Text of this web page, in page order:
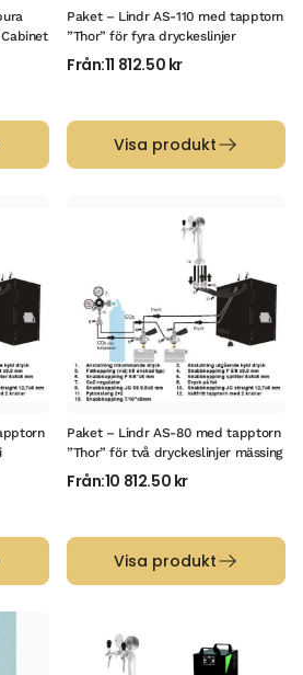
Paket – Lindr AS-110 med tapptorn
”Thor” för fyra dryckeslinjer
Från:11 812.50 kr
Visa produkt
Paket – Lindr AS-80 med tapptorn
”Thor” för två dryckeslinjer mässing
Från:10 812.50 kr
Visa produkt